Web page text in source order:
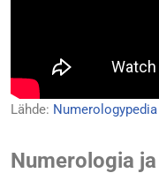
Lähde: Numerologypedia
Numerologia